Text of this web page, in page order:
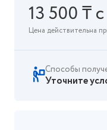
13 500 ₸
Цена действительна
Способы
Уточните